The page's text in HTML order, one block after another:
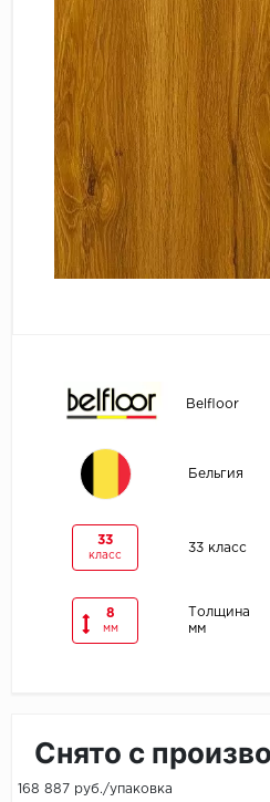
Belfloor
Бельгия
33
класс
33 класс
8
мм
Толщина
мм
Снято с
168 887 руб./упаковка